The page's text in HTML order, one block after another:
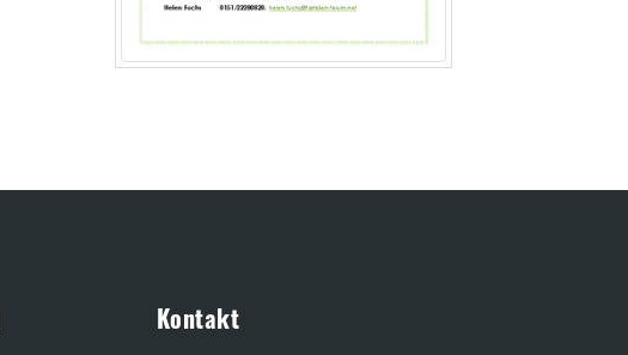
Kontakt